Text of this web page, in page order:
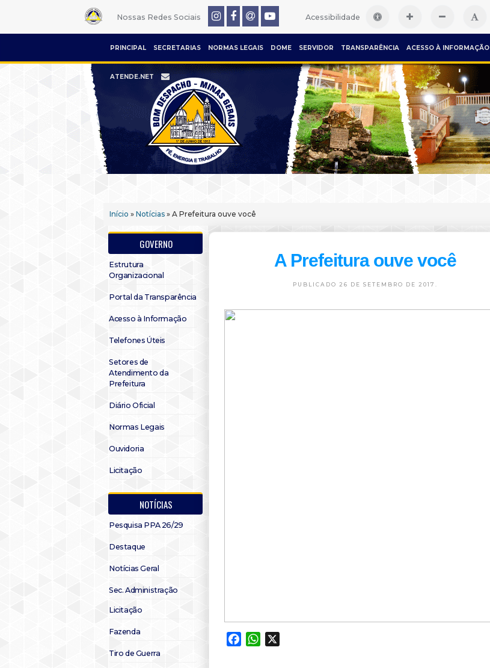
Nossas Redes Sociais Acessibilidade
PRINCIPAL SECRETARIAS NORMAS LEGAIS DOME SERVIDOR TRANSPARÊNCIA ACESSO À INFORMAÇÃO
ATENDE.NET
Início » Notícias » A Prefeitura ouve você
GOVERNO
Estrutura
Organizacional
Portal da Transparência
Acesso à Informação
Telefones Úteis
Setores de
Atendimento da
Prefeitura
Diário Oficial
Normas Legais
Ouvidoria
Licitação
NOTÍCIAS
Pesquisa PPA 26/29
Destaque
Notícias Geral
Sec. Administração
Licitação
Fazenda
Tiro de Guerra
A Prefeitura ouve você
PUBLICADO 26 DE SETEMBRO DE 2017.
FacebookWhatsApp